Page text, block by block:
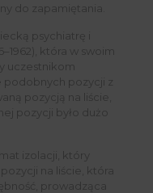
do zapamiętania.
psychiatrę i
która w swoim
uczestnikom
pozycji z
pozycją na liście,
pozycji było dużo
izolacji, który
na liście, która
prowadząca